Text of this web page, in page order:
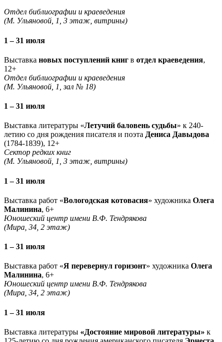
Отдел библиографии и краеведения
(М. Ульяновой, 1, 3 этаж, витрины)
1 – 31 июля
Выставка новых поступлений книг в отдел краеведения,
12+
Отдел библиографии и краеведения
(М. Ульяновой, 1, зал № 18)
1 – 31 июля
Выставка литературы «Летучий баловень судьбы» к 240-
летию со дня рождения писателя и поэта Дениса Давыдова
(1784-1839), 12+
Сектор редких книг
(М. Ульяновой, 1, 3 этаж, витрины)
1 – 31 июля
Выставка работ «Вологодская котовасия» художника Олега
Малинина, 6+
Юношеский центр имени В.Ф. Тендрякова
(Мира, 34, 2 этаж)
1 – 31 июля
Выставка работ «Я перевернул горизонт» художника Олега
Малинина, 6+
Юношеский центр имени В.Ф. Тендрякова
(Мира, 34, 2 этаж)
1 – 31 июля
Выставка литературы «Достояние мировой литературы» к